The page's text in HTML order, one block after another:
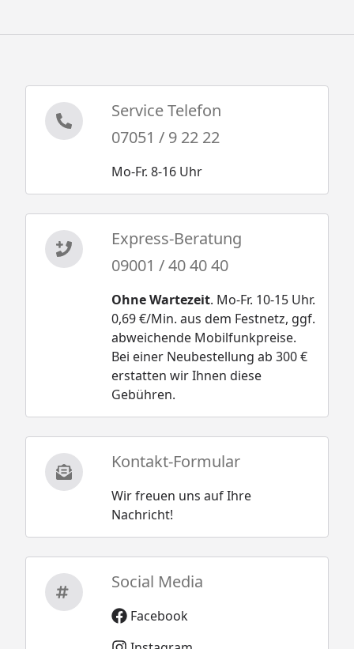
Service Telefon
07051 / 9 22 22
Mo-Fr. 8-16 Uhr
Express-Beratung
09001 / 40 40 40
Ohne Wartezeit. Mo-Fr. 10-15 Uhr.
0,69 €/Min. aus dem Festnetz, ggf.
abweichende Mobilfunkpreise.
Bei einer Neubestellung ab 300 €
erstatten wir Ihnen diese
Gebühren.
Kontakt-Formular
Wir freuen uns auf Ihre
Nachricht!
Social Media
Facebook